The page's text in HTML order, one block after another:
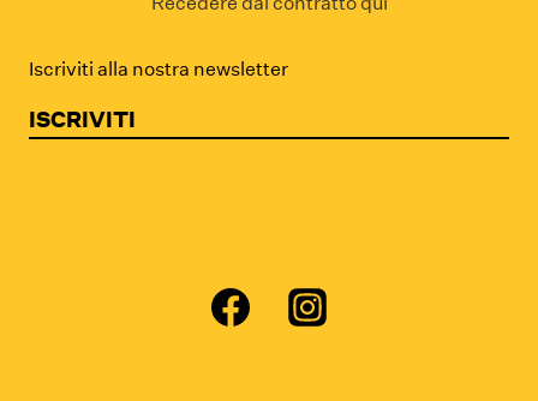
Iscriviti alla nostra newsletter
ISCRIVITI